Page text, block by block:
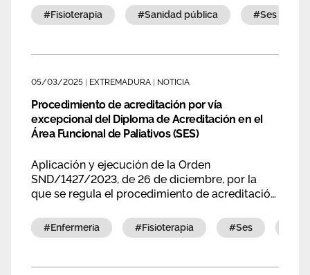
Ventajas
Noticias
Empleo
Documentos
Vídeos
Únete
#fisioterapia #sanidad pública #ses
05/03/2025 EXTREMADURA NOTICIA
Procedimiento de acreditación por vía
excepcional del Diploma de Acreditación en el
Área Funcional de Paliativos (SES)
Aplicación y ejecución de la Orden
SND/1427/2023, de 26 de diciembre, por la
que se regula el procedimiento de acreditación
Acreditación en el Área Funcional de Paliativos
en el Servicio Extremeño de Salud
#enfermería #fisioterapia #ses